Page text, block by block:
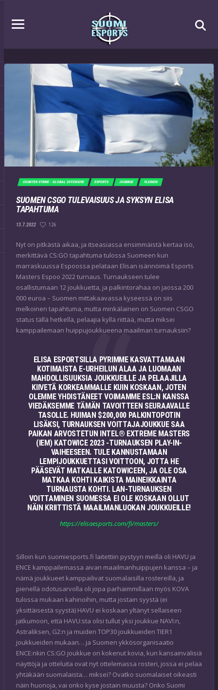
COUNTER STRIKE - GLOBAL OFFENSIVE ESPORTS JOUKKUE YLEINEN
SUOMEN CSGO TULEVAISUUS JA SYKSYN ELISA
TAPAHTUMA
13.7.2022 126
Nyt on pitkästä aikaa, ja itseasiassa ensimmäistä kertaa iso,
merkittävä CS:GO tapahtuma tulossa Suomeen kun
marraskuussa Espoossa pelataan Elisan isännöimä Esports
Masters Espoo 2022 turnaus. Turnaukseen tulee
osallistumaan 12 joukkuetta, ja palkintorahaa on jaossa 200
000 euroa – Suomen mittakaavassa kyseessä on siis
melkoinen tapahtuma, mutta minkälainen on Suomen CSGO
status tällä hetkellä, pelaajia kyllä riittää, mutta miksei
kamppailemaan huippujoukkueena maailman turnauksiin?
ELISA ESPORTSILLA PYRIMME KASVATTAMAAN
KOTIMAISTA E-URHEILUN ALAA JA LUOMAAN
MAHDOLLISUUKSIA JOUKKUEILLE JA PELAAJILLA
KIIVETÄ KORKEAMMALLE KUIN KOSKAAN, JOTEN
OLEMME YHDISTÄNEET VOIMAMME ESL:N KANSSA
VIEDÄKSEMME TÄMÄN TAVOITTEEN SEURAAVALLE
TASOLLE. HUIMAN $200,000 PALKINTOPOTIN
LISÄKSI, TURNAUKSEN VOITTAJAJOUKKUE SAA
PAIKAN ARVOSTETUN INTEL® EXTREME MASTERS
(IEM) KATOWICE 2023 -TURNAUKSEN PLAY-IN-
VAIHEESEEN. TULE KANNUSTAMAAN
LEMPIJOUKKUETTASI VOITTOON, JOTTA HE
PÄÄSEVÄT MATKALLE KATOWICEEN, JA OLE OSA
MATKAA KOHTI KAIKISTA MAINEIKKAINTA
TURNAUSTA KOHTI. LAN-TURNAUKSEN
VOITTAMINEN SUOMESSA EI OLE KOSKAAN OLLUT
NÄIN KRIITTISTÄ MAAILMANLUOKAN JOUKKUEILLE!
https://elisaesports.com/fi/masters/
Silloin kun suomiesports.fi laitettiin pystyyn meillä oli HAVU ja
ENCE kamppailemassa aivan maailmanhuippujen kanssa – ja
nämä joukkueet kamppailivat suomalaisilla rostereilla, ja
pienellä odotusarvolla oli jopa parhaimmillaan myös KOVA
tulossa mukaan kahinoihin, mutta jostain syystä (ei
yksittäisestä syystä) HAVU ei koskaan yltänyt sellaiseen
jatkumoon, että HAVU:sta olisi tullut yksi joukkue NAVI:n,
Astraliksen, G2:n ja muiden TOP30 joukkueiden TIER1
joukkueiden mukaan… ja Suomen ykkösorganisaatio
ENCE:nkin CS:GO joukkue on kokenut kovia, kun kansainvälisiä
näyttöjä ja otteluita ovat nyt ottelemassa rosteri, jossa ei pelaa
yhtäkään suomalaista… miksei? Ovatko suomalaiset oikeasti
näin huonoja, vai onko kyse jostain muusta? Onko Suomi